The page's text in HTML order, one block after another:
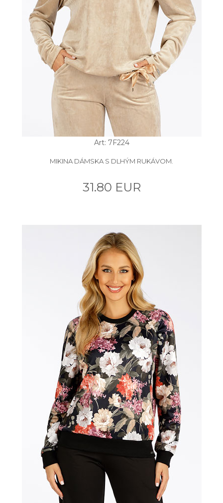
Art: 7F224
MIKINA DÁMSKA S DLHÝM RUKÁVOM.
31.80 EUR